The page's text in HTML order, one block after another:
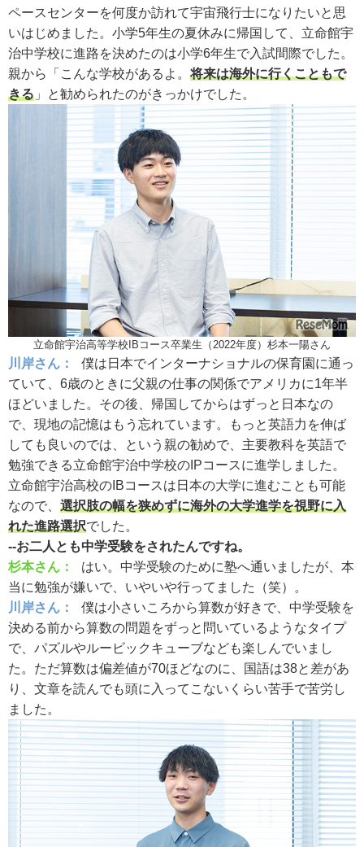
ペースセンターを何度か訪れて宇宙飛行士になりたいと思
いはじめました。小学5年生の夏休みに帰国して、立命館宇
治中学校に進路を決めたのは小学6年生で入試間際でした。
親から「こんな学校があるよ。将来は海外に行くこともで
きる 」と勧められたのがきっかけでした。
立命館宇治高等学校IBコース卒業生（2022年度）杉本一陽さん
川岸さん：
僕は日本でインターナショナルの保育園に通っ
ていて、6歳のときに父親の仕事の関係でアメリカに1年半
ほどいました。その後、帰国してからはずっと日本なの
で、現地の記憶はもう忘れています。もっと英語力を伸ば
しても良いのでは、という親の勧めで、主要教科を英語で
勉強できる立命館宇治中学校のIPコースに進学しました。
立命館宇治高校のIBコースは日本の大学に進むことも可能
なので、 選択肢の幅を狭めずに海外の大学進学を視野に入
れた進路選択でした。
--お二人とも中学受験をされたんですね。
杉本さん：
はい。中学受験のために塾へ通いましたが、本
当に勉強が嫌いで、いやいや行ってました（笑）。
川岸さん：
僕は小さいころから算数が好きで、中学受験を
決める前から算数の問題をずっと問いているようなタイプ
で、パズルやルービックキューブなども楽しんでいまし
た。ただ算数は偏差値が70ほどなのに、国語は38と差があ
り、文章を読んでも頭に入ってこないくらい苦手で苦労し
ました。